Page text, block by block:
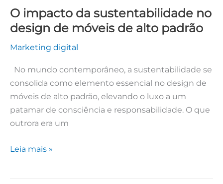
O impacto da sustentabilidade no
design de móveis de alto padrão
Marketing digital
No mundo contemporâneo, a sustentabilidade se
consolida como elemento essencial no design de
móveis de alto padrão, elevando o luxo a um
patamar de consciência e responsabilidade. O que
outrora era um
Leia mais »